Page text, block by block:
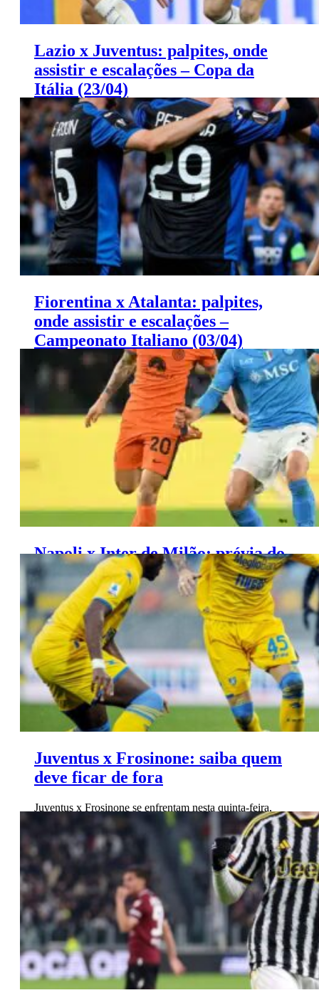
Lazio x Juventus: palpites, onde
assistir e escalações – Copa da
Itália (23/04)
Lazio x Juventus: palpites Coppa Italia (23/04)
Fiorentina x Atalanta: palpites,
onde assistir e escalações –
Campeonato Italiano (03/04)
Fiorentina x Atalanta: palpites Coppa Italia (03/04)
Napoli x Inter de Milão: prévia do
jogo e prováveis escalações
Juventus x Frosinone: saiba quem
deve ficar de fora
Juventus x Frosinone se enfrentam nesta quinta-feira,
11 de janeiro, às 17h (horário de Brasília). Confira aqui
as escalações.